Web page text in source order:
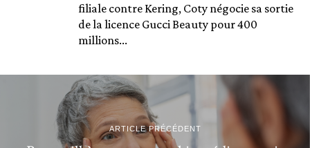
filiale contre Kering, Coty négocie sa sortie
de la licence Gucci Beauty pour 400
millions...
ARTICLE PRÉCÉDENT